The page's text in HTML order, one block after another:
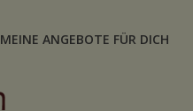
MEINE ANGEBOTE FÜR DICH